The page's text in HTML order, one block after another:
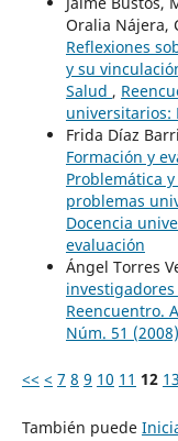
Oralia Nájera,
Reflexiones
y su
Salud ,
universitarios:
Frida Díaz
Formación y
Problemática
problemas
Docencia
evaluación
Ángel Torres
Reencuentro.
Núm. 51
<< < 7 8 9 10 11 12 13
También puede